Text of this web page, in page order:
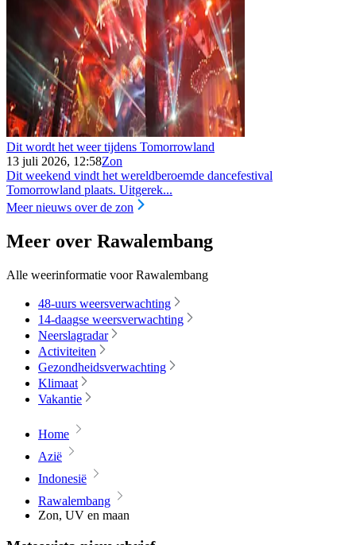
Dit wordt het weer tijdens Tomorrowland
13 juli 2026, 12:58Zon
Dit weekend vindt het wereldberoemde dancefestival
Tomorrowland plaats. Uitgerek...
Meer nieuws over de zon
Meer over Rawalembang
Alle weerinformatie voor Rawalembang
48-uurs weersverwachting
14-daagse weersverwachting
Neerslagradar
Activiteiten
Gezondheidsverwachting
Klimaat
Vakantie
Home
Azië
Indonesië
Rawalembang
Zon, UV en maan